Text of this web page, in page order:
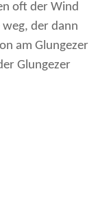
oft der Wind
weg, der dann
am Glungezer
Glungezer